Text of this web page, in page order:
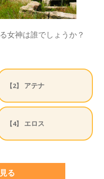
女神は誰でしょうか？
【2】 アテナ
【4】 エロス
る